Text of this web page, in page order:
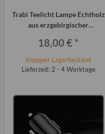
Trabi Teelicht Lampe Echtholz
aus erzgebirgischer
18,00 € *
Knapper Lagerbestand
Lieferzeit: 2 - 4 Werktage